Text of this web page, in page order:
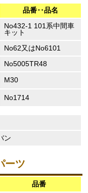
品番‥品名
No432-1 101系中間車
キット
No62又はNo6101
No5005TR48
M30
No1714
ン
ーツ
品番